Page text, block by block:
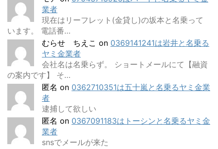
業者
現在はリーフレット(金貸し)の坂本と名乗って
います。 電話番…
むらせ ちえこ on 0369141241は岩井と名乗る
ヤミ金業者
会社名は名乗らず。 ショートメールにて【融資
の案内です】 そ…
匿名 on 0362710351は五十嵐と名乗るヤミ金業
者
逮捕して欲しい
匿名 on 0367091183はトーシンと名乗るヤミ金
業者
snsでメールが来た